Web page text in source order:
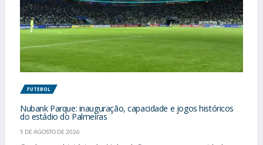
FUTEBOL
Nubank Parque: inauguração, capacidade e jogos históricos
do estádio do Palmeiras
5 DE AGOSTO DE 2026